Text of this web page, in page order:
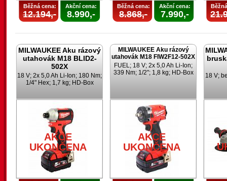
Běžná cena:
12.194,-
Akční cena:
8.990,-
Běžná cena:
8.868,-
Akční cena:
7.990,-
MILWAUKEE Aku rázový
utahovák M18 BLID2-
502X
18 V; 2x 5,0 Ah Li-Ion; 180 Nm;
1/4" Hex; 1,7 kg; HD-Box
AKCE
UKONČENA
MILWAUKEE Aku rázový
utahovák M18 FIW2F12-502X
FUEL; 18 V; 2x 5,0 Ah Li-Ion;
339 Nm; 1/2"; 1,8 kg; HD-Box
AKCE
UKONČENA
18 V;